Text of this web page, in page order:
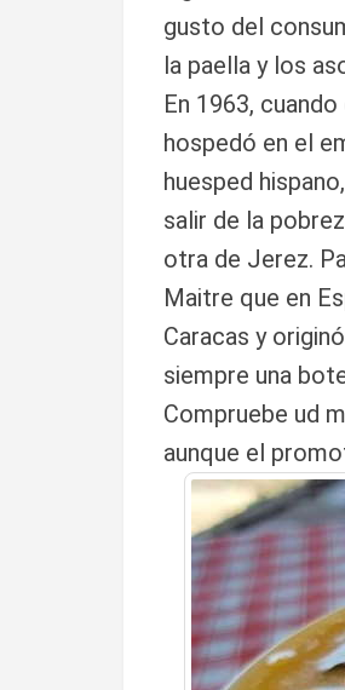
gusto del
la paella y los
En 1963,
hospedó en el
huesped
salir de la
otra de Jerez.
Maitre que en
Caracas y
siempre una
Compruebe ud
aunque el